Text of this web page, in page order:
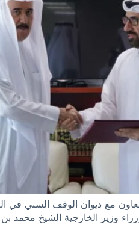
للاستشارات المالية بتاريخ 10/4/2025م
وزير الخارجية الشيخ محمد